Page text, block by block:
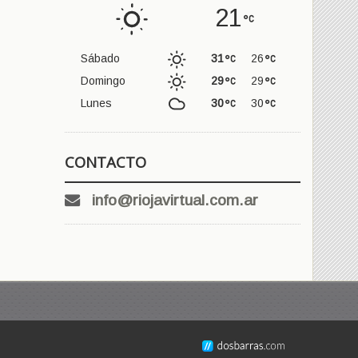
21
Sábado 26
31
Domingo
29
29
Lunes
30
30
CONTACTO
info@riojavirtual.com.ar